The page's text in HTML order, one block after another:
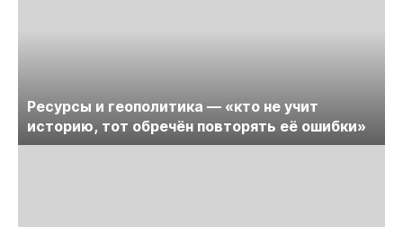
Ресурсы и геополитика — «кто не учит
историю, тот обречён повторять её ошибки»